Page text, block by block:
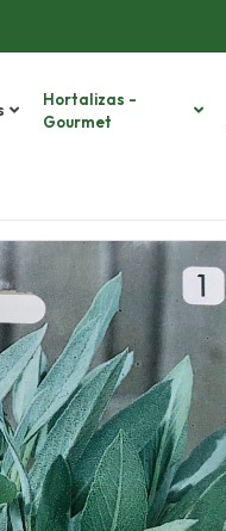
Hortalizas -
Gourmet